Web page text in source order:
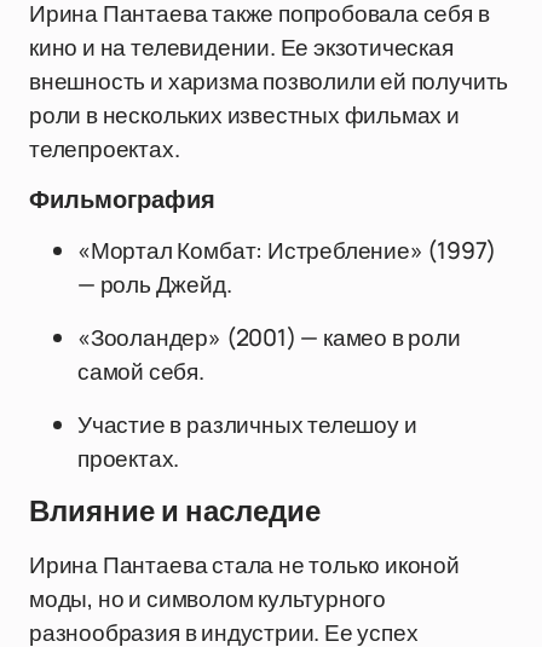
Ирина Пантаева также попробовала себя в
кино и на телевидении. Ее экзотическая
внешность и харизма позволили ей получить
роли в нескольких известных фильмах и
телепроектах.
Фильмография
«Мортал Комбат: Истребление» (1997)
— роль Джейд.
«Зооландер» (2001) — камео в роли
самой себя.
Участие в различных телешоу и
проектах.
Влияние и наследие
Ирина Пантаева стала не только иконой
моды, но и символом культурного
разнообразия в индустрии. Ее успех